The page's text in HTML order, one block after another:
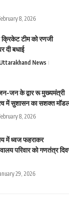
8, 2026
टीम को रणजी
दी बधाई
News
जन के द्वार रू मुख्यमंत्री
में सुशासन का सशक्त
8, 2026
में ध्वज फहराकर
परिवार को गणतंत्र
29, 2026